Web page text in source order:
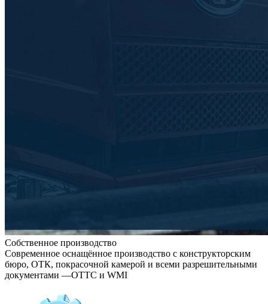
Собственное производство
Современное оснащённое производство с конструкторским
бюро, ОТК, покрасочной камерой и всеми разрешительными
документами —ОТТС и WMI